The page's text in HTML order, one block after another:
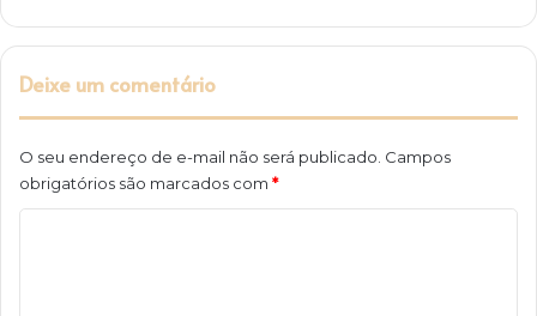
Deixe um comentário
O seu endereço de e-mail não será publicado. Campos
obrigatórios são marcados com *